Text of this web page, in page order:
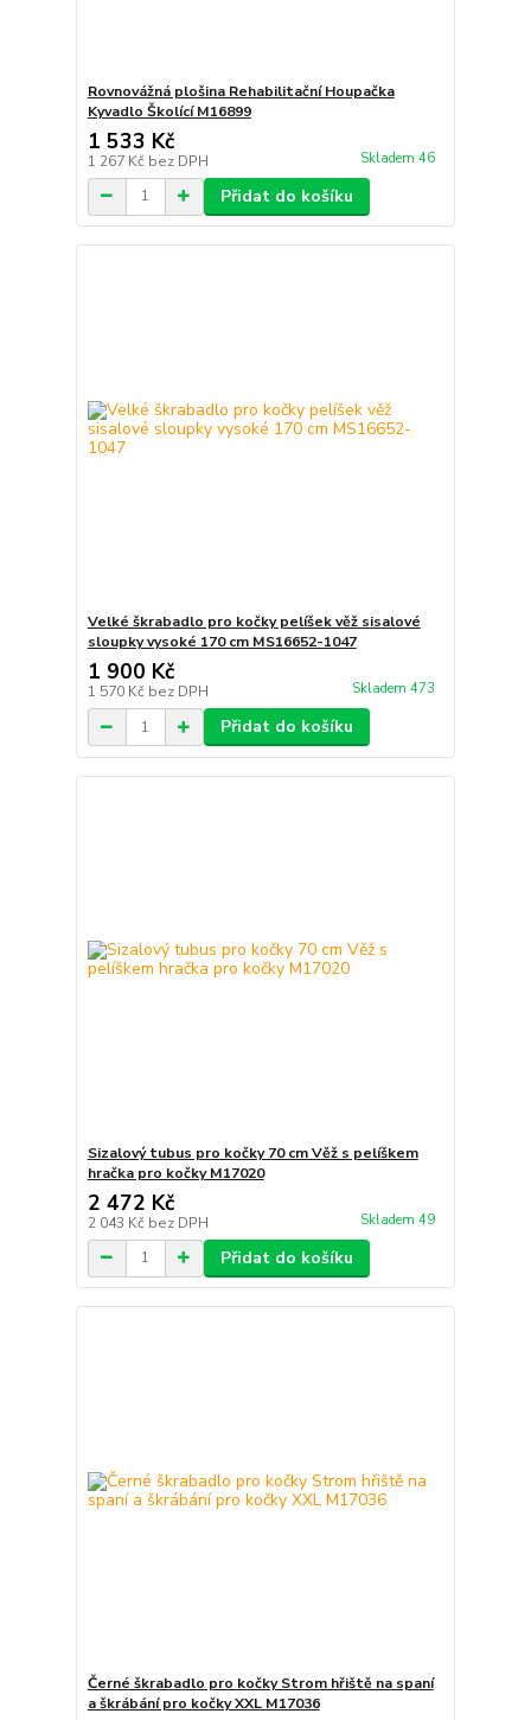
Rovnovážná plošina Rehabilitační Houpačka
Kyvadlo Školící M16899
1 533 Kč
1 267 Kč bez DPH Skladem 46
Přidat do košíku
Velké škrabadlo pro kočky pelíšek věž sisalové
sloupky vysoké 170 cm MS16652-1047
1 900 Kč
1 570 Kč bez DPH Skladem 473
Přidat do košíku
Sizalový tubus pro kočky 70 cm Věž s pelíškem
hračka pro kočky M17020
2 472 Kč
2 043 Kč bez DPH Skladem 49
Přidat do košíku
Černé škrabadlo pro kočky Strom hřiště na spaní
a škrábání pro kočky XXL M17036